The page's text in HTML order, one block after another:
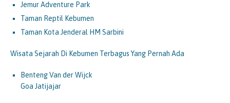
Jemur Adventure Park
Taman Reptil Kebumen
Taman Kota Jenderal HM Sarbini
Wisata Sejarah Di Kebumen Terbagus Yang Pernah Ada
Benteng Van der Wijck
Goa Jatijajar